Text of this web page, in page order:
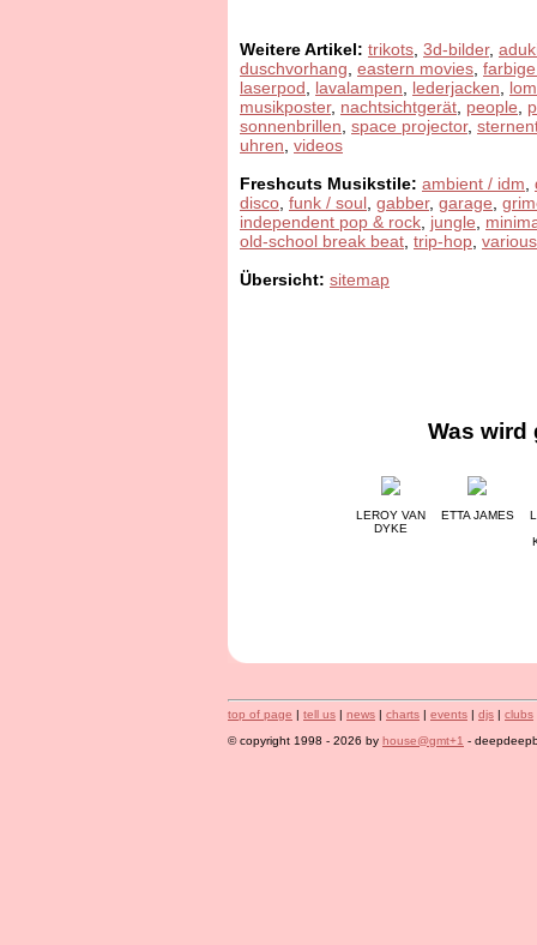
Weitere Artikel: trikots 3d-bilder,
duschvorhang eastern movies
laserpod
lavalampen lederjacken
musikposter, nachtsichtgerät people
sonnenbrillen space projector,
uhren videos
Freshcuts Musikstile: ambient / idm
disco funk / soul gabber, garage
independent pop & rock jungle
old-school break beat trip-hop
Übersicht: sitemap
Was wird
LEROY VAN
DYKE
ETTA JAMES
top of page | tell us | news | charts | events | djs | clubs
© copyright 1998 - 2026 by house@gmt+1 -